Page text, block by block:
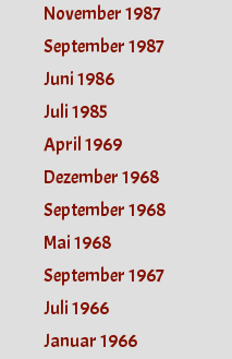
November 1987
September 1987
Juni 1986
Juli 1985
April 1969
Dezember 1968
September 1968
Mai 1968
September 1967
Juli 1966
Januar 1966